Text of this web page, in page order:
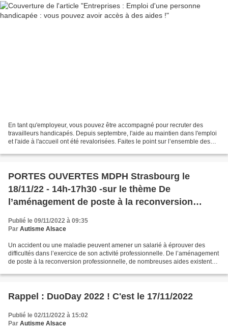
En tant qu'employeur, vous pouvez être accompagné pour recruter des
travailleurs handicapés. Depuis septembre, l'aide au maintien dans l'emploi
et l'aide à l'accueil ont été revalorisées. Faites le point sur l’ensemble des
PORTES OUVERTES MDPH Strasbourg le
18/11/22 - 14h-17h30 -sur le thème De
l’aménagement de poste à la reconversion
professionnelle
Publié le 09/11/2022 à 09:35
Par Autisme Alsace
Un accident ou une maladie peuvent amener un salarié à éprouver des
difficultés dans l’exercice de son activité professionnelle. De l’aménagement
de poste à la reconversion professionnelle, de nombreuses aides existent
Rappel : DuoDay 2022 ! C'est le 17/11/2022
Publié le 02/11/2022 à 15:02
Par Autisme Alsace